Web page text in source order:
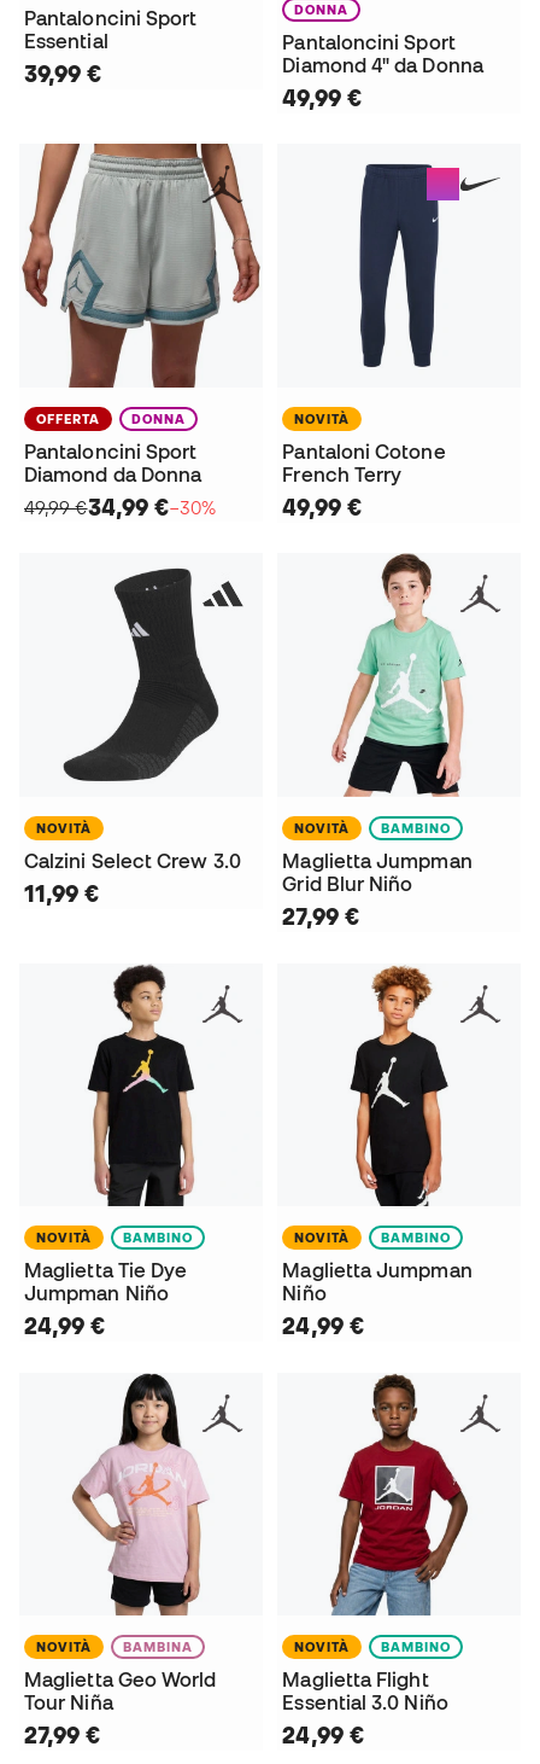
Pantaloncini Sport
Essential
39,99 €
DONNA
Pantaloncini Sport
Diamond 4" da Donna
49,99 €
OFFERTA DONNA
Pantaloncini Sport
Diamond da Donna
49,99 €34,99 €−30%
NOVITÀ
Pantaloni Cotone
French Terry
49,99 €
NOVITÀ
Calzini Select Crew 3.0
11,99 €
NOVITÀ BAMBINO
Maglietta Jumpman
Grid Blur Niño
27,99 €
NOVITÀ BAMBINO
Maglietta Tie Dye
Jumpman Niño
24,99 €
NOVITÀ BAMBINO
Maglietta Jumpman
Niño
24,99 €
NOVITÀ BAMBINA
Maglietta Geo World
Tour Niña
27,99 €
NOVITÀ BAMBINO
Maglietta Flight
Essential 3.0 Niño
24,99 €